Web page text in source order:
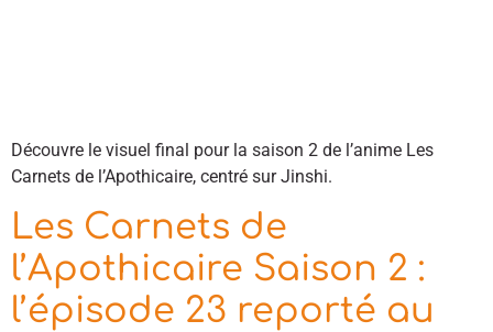
Découvre le visuel final pour la saison 2 de l’anime Les
Carnets de l’Apothicaire, centré sur Jinshi.
Les Carnets de
l’Apothicaire Saison 2 :
l’épisode 23 reporté au